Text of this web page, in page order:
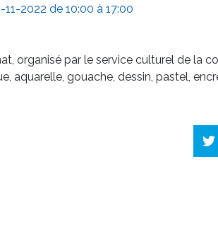
11-2022 de 10:00 à 17:00
organisé par le service culturel de la
aquarelle, gouache, dessin, pastel,